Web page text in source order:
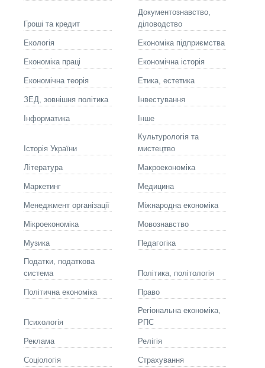
Гроші та кредит
Документознавство,
діловодство
Екологія Економіка підприємства
Економіка праці Економічна історія
Економічна теорія Етика, естетика
ЗЕД, зовнішня політика Інвестування
Інформатика Інше
Історія України
Культурологія та
мистецтво
Літературa Макроекономіка
Маркетинг Медицина
Менеджмент організації Міжнародна економіка
Мікроекономіка Мовознавство
Музика Педагогіка
Податки, податкова
система
Політика, політологія
Політична економіка Право
Психологія
Регіональна економіка,
РПС
Реклама Релігія
Соціологія Страхування